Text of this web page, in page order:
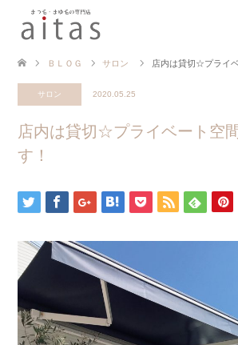
ＢＬＯＧ サロン 店内は貸切☆プライ
サロン 2020.05.25
店内は貸切☆プライベート空
す！